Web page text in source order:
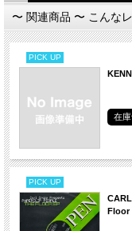
・ Amethyst
〜 関連商品 〜 こんな
PICK UP
在
PICK UP
Floor